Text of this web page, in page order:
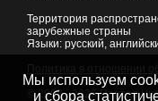
Территория
зарубежные страны
Языки: русский,
© 2007 - 2026Портал
Мы используем
и сбора